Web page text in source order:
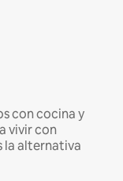
con cocina y
vivir con
la alternativa